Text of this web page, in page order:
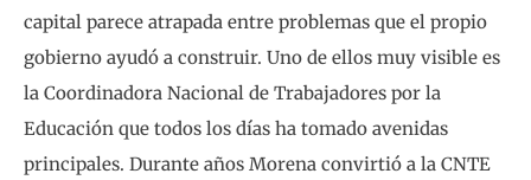
capital parece atrapada entre problemas que el propio
gobierno ayudó a construir. Uno de ellos muy visible es
la Coordinadora Nacional de Trabajadores por la
Educación que todos los días ha tomado avenidas
principales. Durante años Morena convirtió a la CNTE